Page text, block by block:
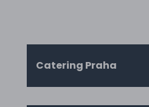
Catering Praha